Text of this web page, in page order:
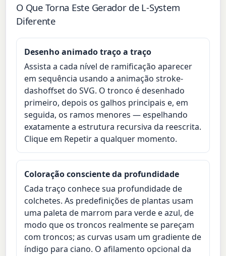
O Que Torna Este Gerador de L-System
Diferente
Desenho animado traço a traço
Assista a cada nível de ramificação aparecer
em sequência usando a animação stroke-
dashoffset do SVG. O tronco é desenhado
primeiro, depois os galhos principais e, em
seguida, os ramos menores — espelhando
exatamente a estrutura recursiva da reescrita.
Clique em Repetir a qualquer momento.
Coloração consciente da profundidade
Cada traço conhece sua profundidade de
colchetes. As predefinições de plantas usam
uma paleta de marrom para verde e azul, de
modo que os troncos realmente se pareçam
com troncos; as curvas usam um gradiente de
índigo para ciano. O afilamento opcional da